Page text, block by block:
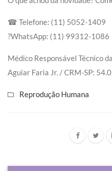
☎ Telefone: (11) 5052-1409
?WhatsApp: (11) 99312-1086
Médico Responsável Técnico
Aguiar Faria Jr. / CRM-SP:
Reprodução Humana